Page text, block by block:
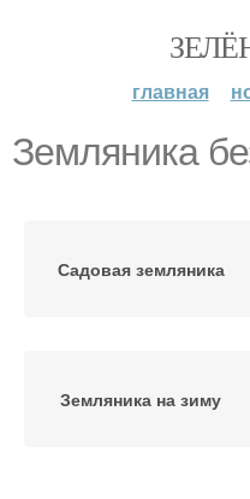
главная
Земляника
Садовая земляника
Земляника на зиму